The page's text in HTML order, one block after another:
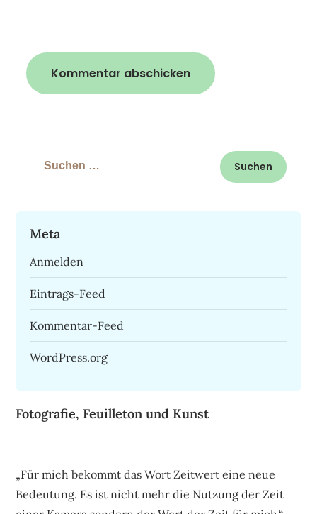
Suchen
Meta
Anmelden
Eintrags-Feed
Kommentar-Feed
WordPress.org
Fotografie, Feuilleton und Kunst
„Für mich bekommt das Wort Zeitwert eine neue
Bedeutung. Es ist nicht mehr die Nutzung der Zeit